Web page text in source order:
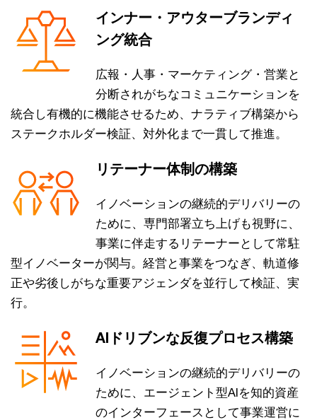
インナー・アウターブランディ
ング統合
広報・人事・マーケティング・営業と
分断されがちなコミュニケーションを
統合し有機的に機能させるため、ナラティブ構築から
ステークホルダー検証、対外化まで一貫して推進。
リテーナー体制の構築
イノベーションの継続的デリバリーの
ために、専門部署立ち上げも視野に、
事業に伴走するリテーナーとして常駐
型イノベーターが関与。経営と事業をつなぎ、軌道修
正や劣後しがちな重要アジェンダを並行して検証、実
行。
AIドリブンな反復プロセス構築
イノベーションの継続的デリバリーの
ために、エージェント型AIを知的資産
のインターフェースとして事業運営に